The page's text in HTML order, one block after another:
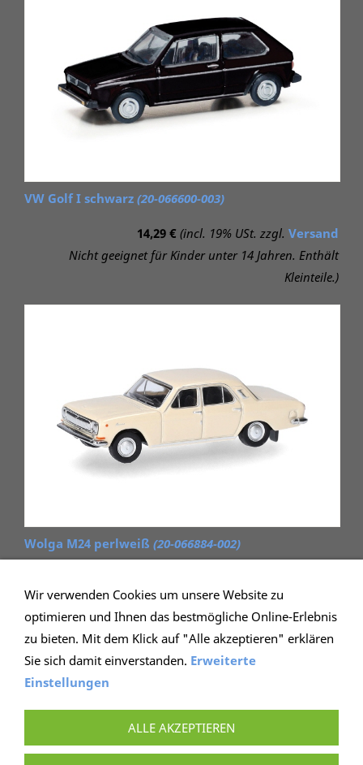
VW Golf I schwarz (20-066600-003)
14,29 € (incl. 19% USt. zzgl. Versand
Nicht geeignet für Kinder unter 14 Jahren. Enthält
Kleinteile.)
Wolga M24 perlweiß (20-066884-002)
Nicht geeignet für Kinder unter 14 Jahren. Enthält
Kleinteile.)
BONUSPROGRAMM
COOKIE KONTROLLE
VERTRAG WIDERRUFEN
Wir verwenden Cookies um unsere Website zu
optimieren und Ihnen das bestmögliche Online-Erlebnis
zu bieten. Mit dem Klick auf "Alle akzeptieren" erklären
Sie sich damit einverstanden. Erweiterte
Einstellungen
ALLE AKZEPTIEREN